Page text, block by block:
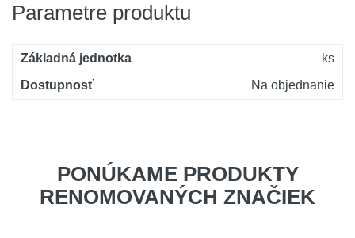
Parametre produktu
Základná jednotka
ks
Dostupnosť
Na objednanie
PONÚKAME PRODUKTY
RENOMOVANÝCH ZNAČIEK